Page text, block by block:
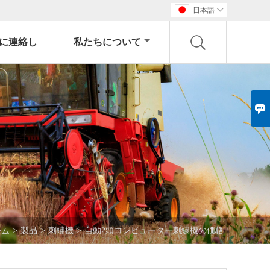

日本語 
連絡し 私たちについて
> 製品 > 刺繍機 > 自動2頭コンピューター刺繍機の価格